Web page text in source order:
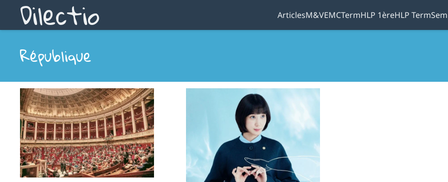
Dilectio ArticlesM&VEMCTermHLP 1èreHLP TermSem
République